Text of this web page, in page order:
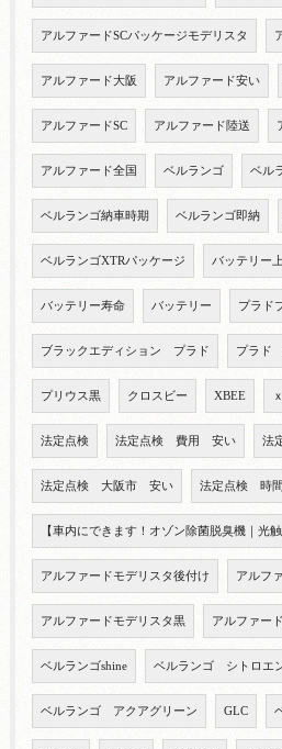
アルファードSCパッケージモデリスタ
アルファード大阪 アルファード安い
アルファードSC アルファード陸送
アルファード全国 ベルランゴ ベル
ベルランゴ納車時期 ベルランゴ即納
ベルランゴXTRパッケージ バッテリー
バッテリー寿命 バッテリー プラド
ブラックエディション プラド プラド
プリウス黒 クロスビー XBEE
法定点検 法定点検 費用 安い 法
法定点検 大阪市 安い 法定点検 時間
【車内にできます！オゾン除菌脱臭機｜光触
アルファードモデリスタ後付け アルフ
アルファードモデリスタ黒 アルファー
ベルランゴshine ベルランゴ シトロエ
ベルランゴ アクアグリーン GLC